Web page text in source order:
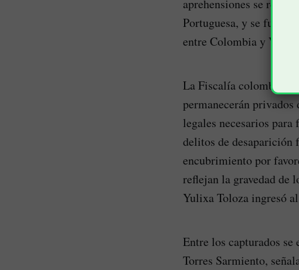
aprehensiones se
Portuguesa, y se
entre Colombia y
La Fiscalía colombiana
permanecerán
legales necesarios
delitos de desaparición
encubrimiento por
reflejan la gravedad de
Yulixa Toloza ingresó
Entre los capturados se
Torres Sarmiento,